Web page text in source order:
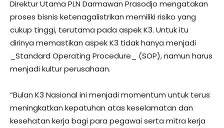
Direktur Utama PLN Darmawan Prasodjo mengatakan
proses bisnis ketenagalistrikan memiliki risiko yang
cukup tinggi, terutama pada aspek K3. Untuk itu
dirinya memastikan aspek K3 tidak hanya menjadi
_Standard Operating Procedure_ (SOP), namun harus
menjadi kultur perusahaan.
“Bulan K3 Nasional ini menjadi momentum untuk terus
meningkatkan kepatuhan atas keselamatan dan
kesehatan kerja bagi para pegawai serta mitra kerja